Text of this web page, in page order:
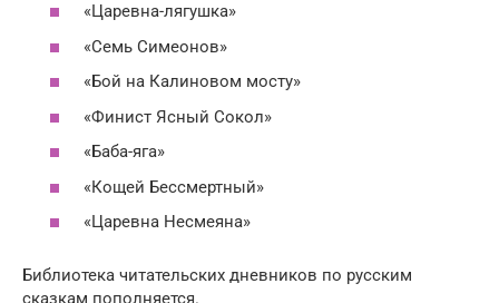
«Царевна-лягушка»
«Семь Симеонов»
«Бой на Калиновом мосту»
«Финист Ясный Сокол»
«Баба-яга»
«Кощей Бессмертный»
«Царевна Несмеяна»
Библиотека читательских дневников по русским
сказкам пополняется.